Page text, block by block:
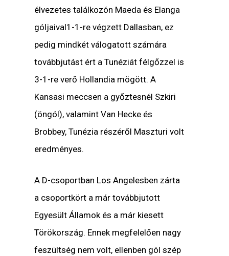
élvezetes találkozón Maeda és Elanga
góljaival1-1-re végzett Dallasban, ez
pedig mindkét válogatott számára
továbbjutást ért a Tunéziát félgőzzel is
3-1-re verő Hollandia mögött. A
Kansasi meccsen a győztesnél Szkiri
(öngól), valamint Van Hecke és
Brobbey, Tunézia részéről Maszturi volt
eredményes.
A D-csoportban Los Angelesben zárta
a csoportkört a már továbbjutott
Egyesült Államok és a már kiesett
Törökország. Ennek megfelelően nagy
feszültség nem volt, ellenben gól szép